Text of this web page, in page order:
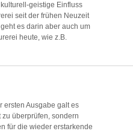
geistige Einfluss
seit der frühen Neuzeit
es darin aber auch um
heute, wie z.B.
ersten Ausgabe galt es
zu überprüfen, sondern
für die wieder erstarkende